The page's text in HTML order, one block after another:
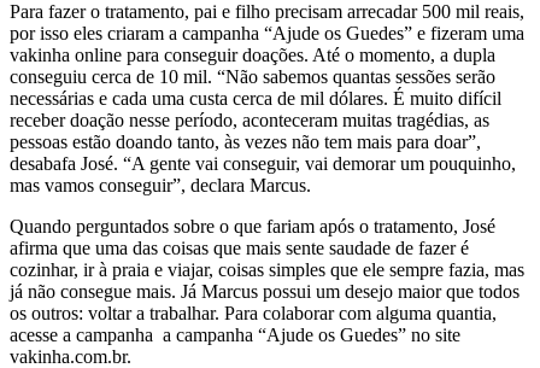
Para fazer o tratamento, pai e filho precisam arrecadar 500 mil reais,
por isso eles criaram a campanha “Ajude os Guedes” e fizeram uma
vakinha online para conseguir doações. Até o momento, a dupla
conseguiu cerca de 10 mil. “Não sabemos quantas sessões serão
necessárias e cada uma custa cerca de mil dólares. É muito difícil
receber doação nesse período, aconteceram muitas tragédias, as
pessoas estão doando tanto, às vezes não tem mais para doar”,
desabafa José. “A gente vai conseguir, vai demorar um pouquinho,
mas vamos conseguir”, declara Marcus.
Quando perguntados sobre o que fariam após o tratamento, José
afirma que uma das coisas que mais sente saudade de fazer é
cozinhar, ir à praia e viajar, coisas simples que ele sempre fazia, mas
já não consegue mais. Já Marcus possui um desejo maior que todos
os outros: voltar a trabalhar. Para colaborar com alguma quantia,
acesse a campanha a campanha “Ajude os Guedes” no site
vakinha.com.br.